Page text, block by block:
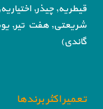
قیطریه, چیذر,
شریعتی, هفت تیر,
گاندی)
تعمیر اکثر برندها